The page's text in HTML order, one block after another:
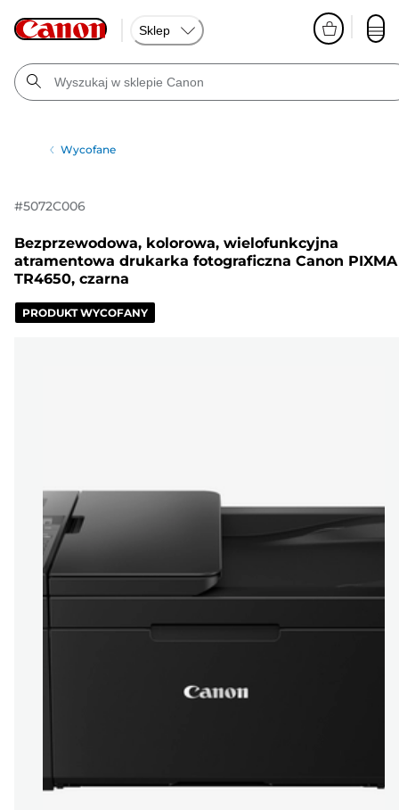
Sklep
Wycofane
#5072C006
Bezprzewodowa, kolorowa, wielofunkcyjna
atramentowa drukarka fotograficzna Canon PIXMA
TR4650, czarna
PRODUKT WYCOFANY